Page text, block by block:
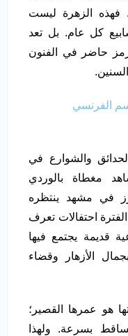
فهذه الزهرة ليست
كل عام. بل تعد
ورمز حاضر في الفنون
الفرنسي
والشوارع في
مغطاة بالوردي
في مشهد ينتظره
احتفالات تعرف
قديمة يجتمع فيها
الأزهار وقضاء
هو عمرها القصير؛
بسرعة. ولهذا